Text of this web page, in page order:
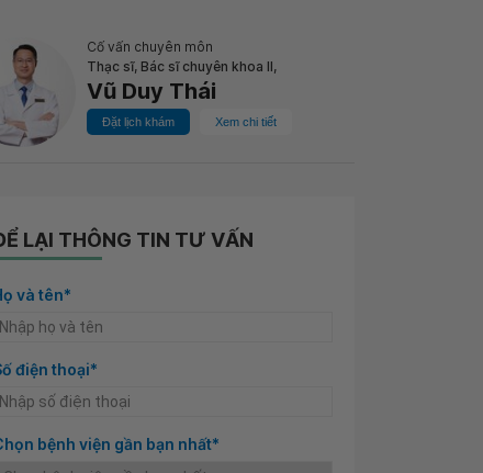
Cố vấn chuyên môn
Thạc sĩ, Bác sĩ chuyên khoa II,
Vũ Duy Thái
Đặt lịch khám Xem chi tiết
LẠI THÔNG TIN TƯ VẤN
và tên*
điện thoại*
bệnh viện gần bạn nhất*